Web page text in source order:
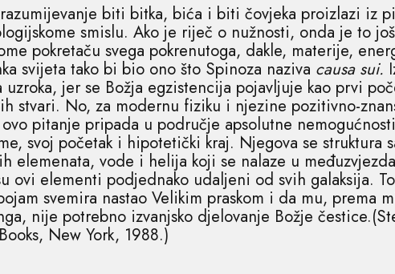
biti bitka, bića i biti čovjeka proizlazi iz
smislu. Ako je riječ o nužnosti, onda je to
pokretaču svega pokrenutoga, dakle, materije,
svijeta tako bi bio ono što Spinoza naziva causa sui.
uzroka, jer se Božja egzistencija pojavljuje kao prvi
stvari. No, za modernu fiziku i njezine pozitivno-
pitanje pripada u područje apsolutne
svoj početak i hipotetički kraj. Njegova se struktura
elemenata, vode i helija koji se nalaze u
ovi elementi podjednako udaljeni od svih galaksija.
svemira nastao Velikim praskom i da mu, prema
nije potrebno izvanjsko djelovanje Božje
New York, 1988.)